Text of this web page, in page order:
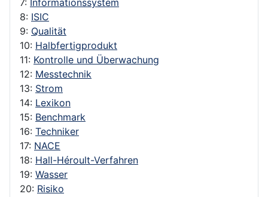
8: ISIC
9: Qualität
10: Halbfertigprodukt
11: Kontrolle und Überwachung
12: Messtechnik
13: Strom
14: Lexikon
15: Benchmark
16: Techniker
17: NACE
18: Hall-Héroult-Verfahren
19: Wasser
20: Risiko